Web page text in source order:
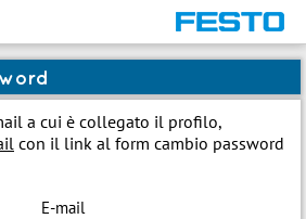
a cui è collegato il profilo,
con il link al form cambio password
E-mail